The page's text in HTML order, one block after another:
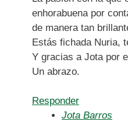
enhorabuena por
de manera tan
Estás fichada Nuria,
Y gracias a Jota por
Un abrazo.
Responder
Jota Barros